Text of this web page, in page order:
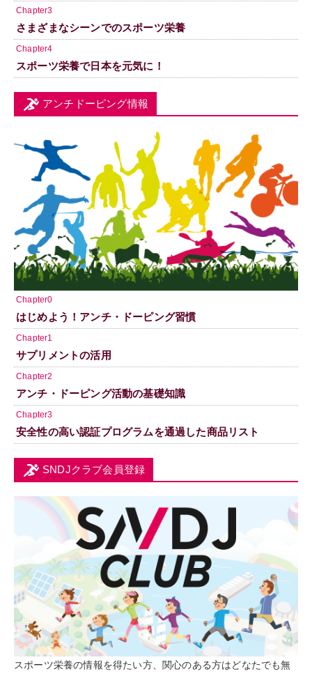
Chapter3
さまざまなシーンでのスポーツ栄養
Chapter4
スポーツ栄養で日本を元気に！
アンチドーピング情報
Chapter0
はじめよう！アンチ・ドーピング習慣
Chapter1
サプリメントの活用
Chapter2
アンチ・ドーピング活動の基礎知識
Chapter3
安全性の高い認証プログラムを通過した商品リスト
SNDJクラブ会員登録
スポーツ栄養の情報を得たい方、関心のある方はどなたでも無